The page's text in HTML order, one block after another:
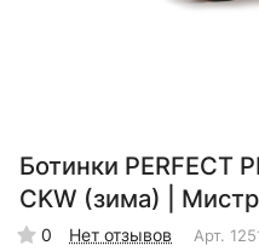
Ботинки PERFECT
CKW (зима) |
0 Нет отзывов Арт.